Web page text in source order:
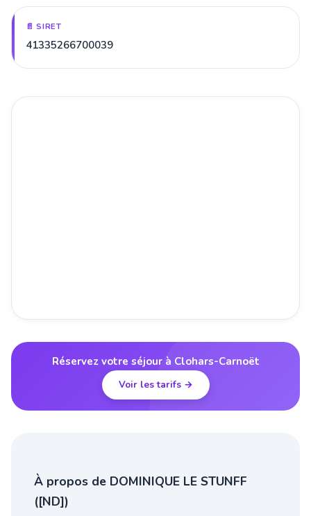
📄 SIRET
41335266700039
Réservez votre séjour à Clohars-Carnoët
Voir les tarifs →
À propos de DOMINIQUE LE STUNFF
([ND])